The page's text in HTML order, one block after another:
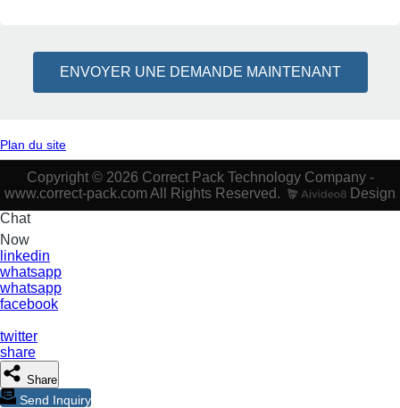
ENVOYER UNE DEMANDE MAINTENANT
Plan du site
Copyright © 2026 Correct Pack Technology Company -
www.correct-pack.com All Rights Reserved.
Design
Chat
Now
linkedin
whatsapp
whatsapp
facebook
twitter
share
Share
Send Inquiry